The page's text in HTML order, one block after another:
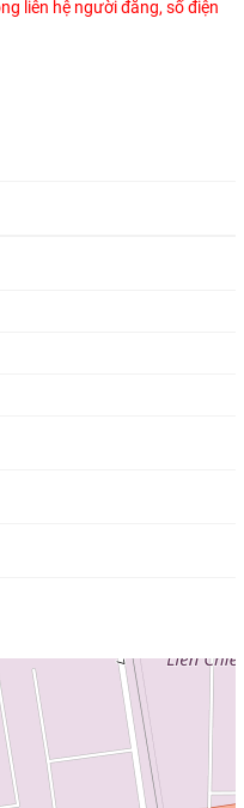
liên hệ người đăng, số điện